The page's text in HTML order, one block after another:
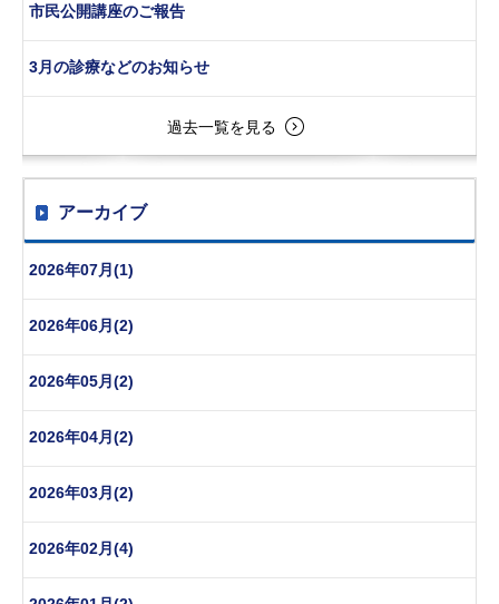
市民公開講座のご報告
3月の診療などのお知らせ
過去一覧を見る
アーカイブ
2026年07月(1)
2026年06月(2)
2026年05月(2)
2026年04月(2)
2026年03月(2)
2026年02月(4)